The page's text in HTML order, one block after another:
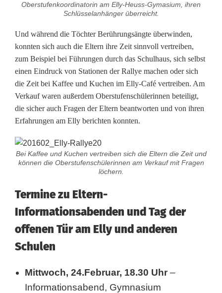
Oberstufenkoordinatorin am Elly-Heuss-Gymasium, ihren
Schlüsselanhänger überreicht.
Und während die Töchter Berührungsängte überwinden,
konnten sich auch die Eltern ihre Zeit sinnvoll vertreiben,
zum Beispiel bei Führungen durch das Schulhaus, sich selbst
einen Eindruck von Stationen der Rallye machen oder sich
die Zeit bei Kaffee und Kuchen im Elly-Café vertreiben. Am
Verkauf waren außerdem Oberstufenschülerinnen beteiligt,
die sicher auch Fragen der Eltern beantworten und von ihren
Erfahrungen am Elly berichten konnten.
Bei Kaffee und Kuchen vertreiben sich die Eltern die Zeit und
können die Oberstufenschülerinnen am Verkauf mit Fragen
löchern.
Termine zu Eltern-
Informationsabenden und Tag der
offenen Tür am Elly und anderen
Schulen
Mittwoch, 24.Februar, 18.30 Uhr –
Informationsabend, Gymnasium